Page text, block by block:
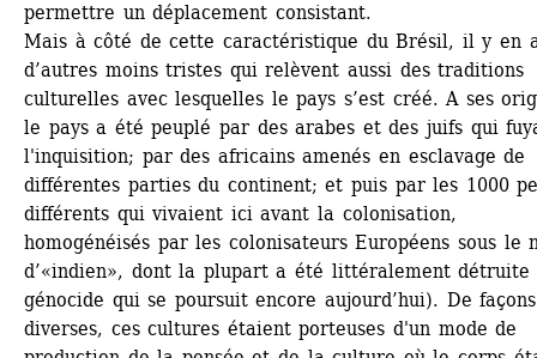
permettre un déplacement consistant.
Mais à côté de cette caractéristique du Brésil, il y en
d’autres moins tristes qui relèvent aussi des traditions
culturelles avec lesquelles le pays s’est créé. A ses
le pays a été peuplé par des arabes et des juifs qui
l'inquisition; par des africains amenés en esclavage de
différentes parties du continent; et puis par les 1000
différents qui vivaient ici avant la colonisation,
homogénéisés par les colonisateurs Européens sous le
d’«indien», dont la plupart a été littéralement détruite
génocide qui se poursuit encore aujourd’hui). De façons
diverses, ces cultures étaient porteuses d'un mode de